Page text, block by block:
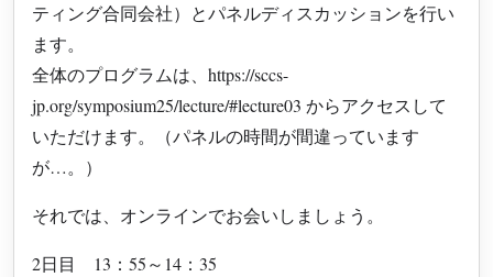
ティング合同会社）とパネルディスカッションを行い
ます。
全体のプログラムは、https://sccs-
jp.org/symposium25/lecture/#lecture03 からアクセスして
いただけます。（パネルの時間が間違っています
が…。）
それでは、オンラインでお会いしましょう。
2日目 13：55～14：35